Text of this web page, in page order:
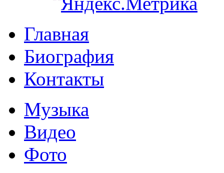
Главная
Биография
Контакты
Музыка
Видео
Фото